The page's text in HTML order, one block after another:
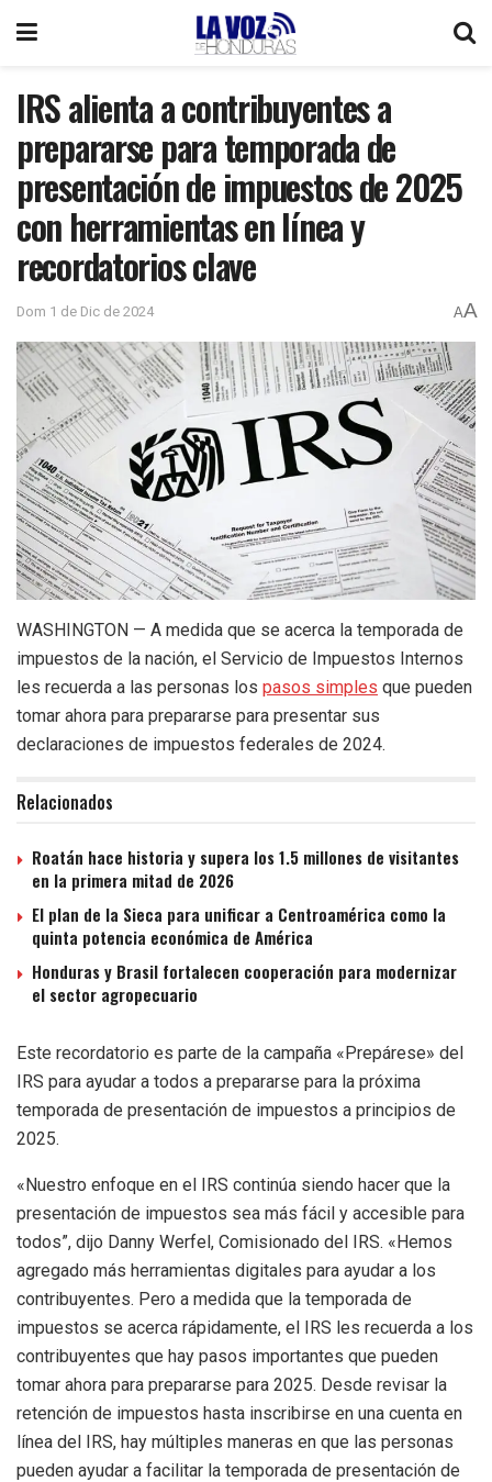
IRS alienta a contribuyentes a
prepararse para temporada de
presentación de impuestos de 2025
con herramientas en línea y
recordatorios clave
Dom 1 de Dic de 2024 AA
WASHINGTON — A medida que se acerca la temporada de
impuestos de la nación, el Servicio de Impuestos Internos
les recuerda a las personas los pasos simples que pueden
tomar ahora para prepararse para presentar sus
declaraciones de impuestos federales de 2024.
Relacionados
Roatán hace historia y supera los 1.5 millones de visitantes
en la primera mitad de 2026
El plan de la Sieca para unificar a Centroamérica como la
quinta potencia económica de América
Honduras y Brasil fortalecen cooperación para modernizar
el sector agropecuario
Este recordatorio es parte de la campaña «Prepárese» del
IRS para ayudar a todos a prepararse para la próxima
temporada de presentación de impuestos a principios de
2025.
«Nuestro enfoque en el IRS continúa siendo hacer que la
presentación de impuestos sea más fácil y accesible para
todos”, dijo Danny Werfel, Comisionado del IRS. «Hemos
agregado más herramientas digitales para ayudar a los
contribuyentes. Pero a medida que la temporada de
impuestos se acerca rápidamente, el IRS les recuerda a los
contribuyentes que hay pasos importantes que pueden
tomar ahora para prepararse para 2025. Desde revisar la
retención de impuestos hasta inscribirse en una cuenta en
línea del IRS, hay múltiples maneras en que las personas
pueden ayudar a facilitar la temporada de presentación de